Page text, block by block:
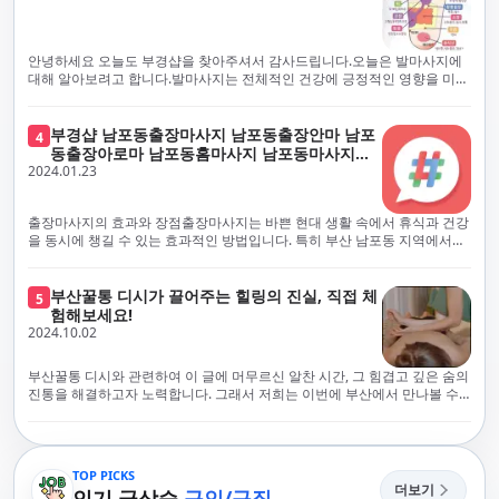
에서 진정으로 즐거운 부산 러시아 홈케어 경험을 해보시길 바랍니다. 그렇
죠, 부경샵은 선입금을 요구하지 않아요. 부산 러시아 홈케어를 선택하기 전
에, 주의해야 할 사항들을 반드시 확인해 보세요. 선입금 관련 사기에는 항상
조심해야 합니다. 070으로 시작하는 인터넷 전화나 텔레그램 같은 메시지
앱에만 의존하는 업체는 특히 더 조심해 주세요. 이런 경우, 선입금을 하지
부경샵은 부산 출장 후불제 서비스를 모범적으로 운영하고 있으며, 명성을
악용하는 사기 업체로부터 발생할 수 있는 모든 부정행위와 간접적인 피해
를 방지하기 위해 노력하고 있어요. 만약 부경샵 을 사칭하며 선불 결제를 요
구하는 마사지 서비스를 발견하신다면, 그런 곳은 피하시고 저희에게 알려
주세요.부경샵에서는 모든 서비스가 관리사가 도착한 후에 결제하는 걸 기
본으로 해요. 부경샵은 부산에서 부산 러시아 홈케어를 전문으로 하며,
100% 후불제를 거래의 기본으로 삼고 있어요. 왜 부경샵이 특별한지 궁금하
시죠? 여기서만 느낄 수 있는 특별한 경험을 소개합니다! 부경샵과 함께라면
험을 제공해요. 준비하신 모든 것에 놀랄 준비를 하세요. 부경샵은 오랜 시간
동안 지역에서 최고의 출장업체가 되겠다는 하나의 신념으로 노력해 왔어
요.부경샵의 전통적인 서비스로, 단 한 순간도 낭비하지 않고 쌓인 피로를 풀
어드릴 거예요. 비가 오든 눈이 오든, 어디에 계시든 부경샵이 찾아가 도와드
릴게요. 부경샵의 서비스는 부산의 모든 곳, 집이든 모텔이든 호텔이든 오피
스텔이든 아파트든, 여러분을 위해 준비되어 있어요.부경샵 지역에서 가장
멀리까지 다니며, 편리함을 최우선으로 생각해요. 빠르고 효율적인 운영 시
게 조절되어, 진정한 에너지 회복을 경험하실 수 있어요.부경샵은 부산에서
고 있어요. 이런 점이 부경샵의 자랑입니다. 어디에 계시든 최상의 서비스를
받으실 수 있도록 노력하고 있어요.부경샵은 우수성을 추구하며, 항상 부경
업체에 대해서는 경계하는 것이 중요합니다. 부경샵의 접근 방식과 정책은
인천에서의 안전하고 신뢰할 수 있는 고품질 마사지 경험을 집앞에서 제공
하기 위해 고안되었습니다. 부경샵은 부산 일본인 홈케어 서비스를 전문으
로 하며, 항상 고객님의 편의와 안전을 최우선으로 고려하여 후불제 시스템
거운 마사지 경험을 보장합니다. 부경샵의 서비스는 선입금 없이 이용 가능
한 부산 일본인 홈케어로, 선입금 요구 없이 서비스를 제공함으로써 고객님
의 신뢰를 최우선으로 합니다. 이용 전 주의사항을 꼼꼼히 확인하시고, 선입
금 사기로부터 자신을 보호하는 것이 중요합니다. 부산 일본인 홈케어 서비
스를 찾으실 때는 070으로 시작하는 인터넷 전화번호나 텔레그램과 같은 메
시징 플랫폼만을 이용하는 업체에 주의해야 합니다. 이러한 서비스는 선지
급 없이 이용할 수 있어야 하며, 부경샵은 이러한 걱정 없이 안전하고 신뢰할
수 있는 서비스를 제공합니다. 부경샵은 부산 일본인 홈케어 후불제의 모범
적인 피해가 발생하지 않도록 지속적으로 노력하고 있습니다. 부경샵을 사
칭하여 선불 결제를 요구하는 마사지 서비스에 대해서는 각별한 주의가 필
요합니다. '부경샵'은 관리사의 도착 이후에 결제가 이루어지는 후불제를
기본 원칙으로 하는 부산 일본인 홈케어 전문 업체입니다. 이 운영 방식은 고
객님의 신뢰를 최우선으로 여기며, 모든 코스에서 100% 후불제를 시행하고
있습니다. 왜 부경샵이 부산에서 특별한지, 그 이유를 알려드리겠습니다.
여기서는 단순한 부산 일본인 홈케어 서비스를 넘어서, 비교 불가한 경험을
러분을 기다리고 있으니, 준비되셨나요? 부경샵은 오랜 시간 동안 지역 최
부경샵과 함께라면, 쌓인 피로를 효과적으로 해소하며, 귀중한 시간을 낭비
안녕하세요 오늘도 부경샵을 찾아주셔서 감사드립니다.오늘은 발마사지에
대해 알아보려고 합니다.발마사지는 전체적인 건강에 긍정적인 영향을 미칠
명하겠습니다.근육 이완과 피로 완화: 발마사지는 발 아치, 발가락, 발등 등
에 위치한 다양한 근육을 이완시키는 효과가 있습니다. 일상적인 활동이나
장시간의 서있는 자세로 인해 긴장된 발 근육을 느슨하게 만들어주어 편안
함을 제공합니다. 이는 근육의 유연성을 향상시키고 근육의 혈액순환을 촉
진하는 데 도움이 됩니다.혈액순환 개선: 발마사지는 혈액순환을 촉진하는
데 기여합니다. 마사지로 근육과 혈관이 이완되면 혈액이 더 원활하게 흐르
게 되어 세포와 조직에 산소와 영양소가 빠르게 공급됩니다. 이는 세포의 기
장된 근육과 신경을 완화시켜 스트레스를 감소시킵니다. 발에는 다양한 신
경과 결절이 모여있어, 발마사지를 통해 이를 자극함으로써 정신적인 편안
함을 제공하는데 도움이 됩니다. 이는 스트레스 호르몬의 감소와 함께 심신
의 안정을 촉진합니다.면역 시스템 강화: 정기적인 발마사지는 면역 시스템
의 활동을 촉진하여 감염 및 질병에 대한 저항력을 향상시킬 수 있습니다. 마
사지는 림프순환을 촉진하고 세포 배출물을 제거함으로써 면역 시스템을 지
원합니다.숙면 유도: 발마사지는 긴장된 근육과 신경을 완화시켜 수면에 도
특정 포인트를 자극함으로써 소화 기능을 개선하는데 도움이 될 수 있습니
다. 발마사지는 소화기관 주변의 근육을 이완시켜 소화를 원활하게 할 수 있
게 도와줍니다.체중 관리: 발마사지는 근육의 활성화와 신진대사 촉진을 통
4 부경샵 남포동출장마사지 남포동출장안마 남포
동출장아로마 남포동홈마사지 남포동마사지출
장
2024.01.23
출장마사지의 효과와 장점출장마사지는 바쁜 현대 생활 속에서 휴식과 건강
을 동시에 챙길 수 있는 효과적인 방법입니다. 특히 부산 남포동 지역에서
와 신체적, 정신적 피로를 효과적으로 완화합니다. 전문 마사지사의 숙련된
손길은 긴장된 근육을 이완시키고, 스트레스 호르몬 수치를 감소시켜 마음
의 안정을 가져다 줍니다. 이는 일상의 업무 효율성을 높이고, 전반적인 삶의
질을 향상시키는 데 기여합니다.근육 이완과 유연성 향상:꾸준한 출장마사
지는 근육의 긴장과 경직을 해소하고 유연성을 향상시킵니다. 이는 운동 성
능을 개선하고, 근골격계 문제 및 부상 예방에 도움이 됩니다. 또한, 규칙적
인 마사지는 자세 개선에도 긍정적인 영향을 미칩니다.혈액 순환 촉진과 신
촉진합니다. 이는 신진대사를 활성화하고, 독소 배출을 돕습니다. 결과적으
로, 피부 건강 개선, 피로 물질 감소, 면역 체계 강화 등의 효과를 기대할 수
있습니다.몸과 마음의 편안함 제공:출장마사지는 편안한 환경에서 이루어지
므로 신체적, 정신적 안정을 제공합니다. 이는 수면의 질을 개선하고, 전반적
5 부산꿀통 디시가 끌어주는 힐링의 진실, 직접 체
험해보세요!
2024.10.02
부산꿀통 디시와 관련하여 이 글에 머무르신 알찬 시간, 그 힘겹고 깊은 숨의
진통을 해결하고자 노력합니다. 그래서 저희는 이번에 부산에서 만나볼 수
그 해결책을 찾는 것이 어려운 상황을 맞이하는 경우가 많습니다. 부산꿀통
디시에 대소동을 일으키며 부상한 힐링의 중심지로 떠오르고 있는 부산. 그
곳에서 제공하는 다양한 맛집, 관광지들과 더불어 디스커버리 체널 등에서
TOP PICKS
더보기